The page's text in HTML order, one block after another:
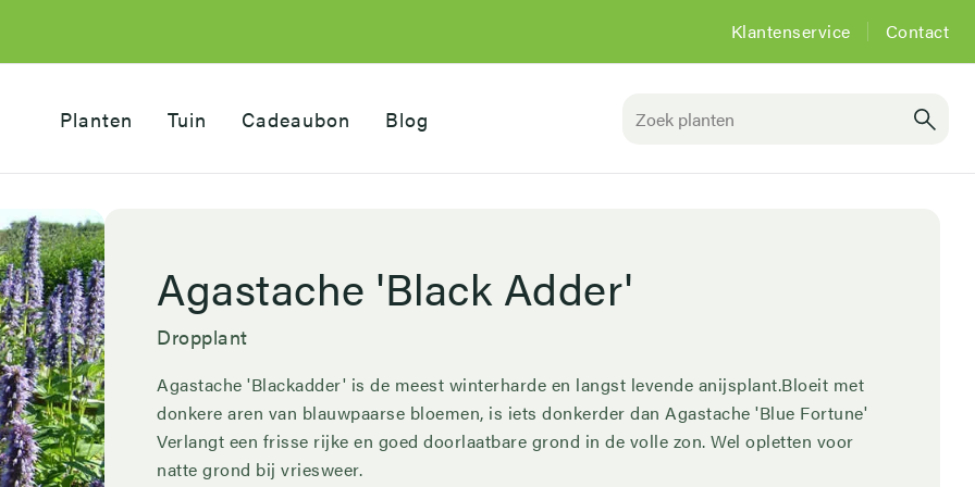
Header
Klantenservice Contact
Hoofdnavigatie
Planten Tuin Cadeaubon Blog
Agastache 'Black Adder'
Dropplant
Agastache 'Blackadder' is de meest winterharde en langst levende anijsplant.Bloeit met
donkere aren van blauwpaarse bloemen, is iets donkerder dan Agastache 'Blue Fortune'
Verlangt een frisse rijke en goed doorlaatbare grond in de volle zon. Wel opletten voor
natte grond bij vriesweer.